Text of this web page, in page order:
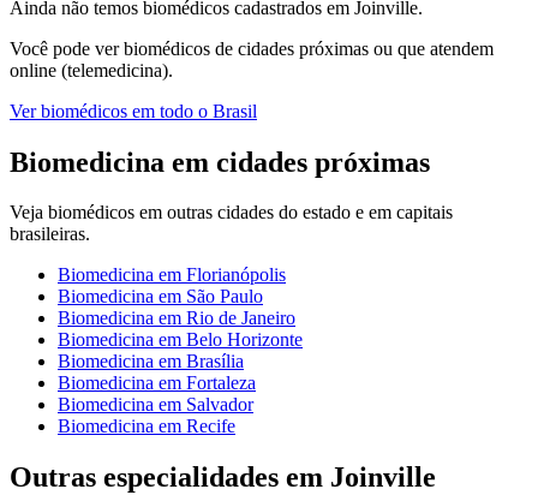
Ainda não temos biomédicos cadastrados em Joinville.
Você pode verbiomédicos de cidades próximas ou que atendem
online (telemedicina).
Verbiomédicos em todo o Brasil
Biomedicina em cidades próximas
Veja biomédicos em outras cidades do estado e em capitais
brasileiras.
Biomedicina em Florianópolis
Biomedicina em São Paulo
Biomedicina em Rio de Janeiro
Biomedicina em Belo Horizonte
Biomedicina em Brasília
Biomedicina em Fortaleza
Biomedicina em Salvador
Biomedicina em Recife
Outras especialidades em Joinville